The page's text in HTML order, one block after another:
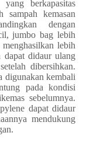
berkapasitas
sampah kemasan
dengan
jumbo bag lebih
lebih
didaur ulang
dibersihkan.
digunakan kembali
pada kondisi
sebelumnya.
dapat didaur
mendukung